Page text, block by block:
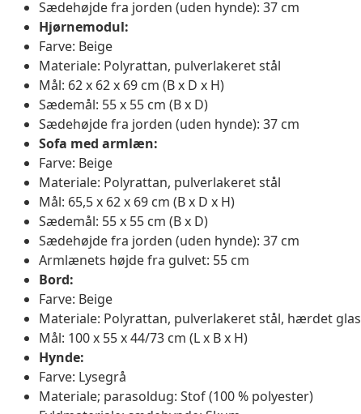
Sædehøjde fra jorden (uden hynde): 37 cm
Hjørnemodul:
Farve: Beige
Materiale: Polyrattan, pulverlakeret stål
Mål: 62 x 62 x 69 cm (B x D x H)
Sædemål: 55 x 55 cm (B x D)
Sædehøjde fra jorden (uden hynde): 37 cm
Sofa med armlæn:
Farve: Beige
Materiale: Polyrattan, pulverlakeret stål
Mål: 65,5 x 62 x 69 cm (B x D x H)
Sædemål: 55 x 55 cm (B x D)
Sædehøjde fra jorden (uden hynde): 37 cm
Armlænets højde fra gulvet: 55 cm
Bord:
Farve: Beige
Materiale: Polyrattan, pulverlakeret stål, hærdet glas
Mål: 100 x 55 x 44/73 cm (L x B x H)
Hynde:
Farve: Lysegrå
Materiale; parasoldug: Stof (100 % polyester)